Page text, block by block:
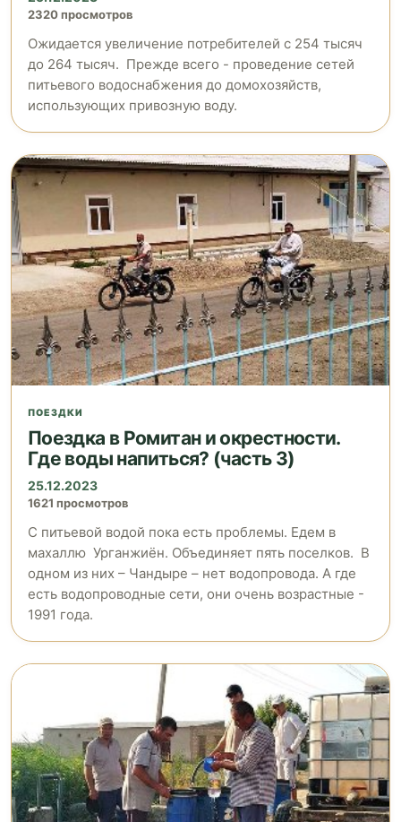
2320 просмотров
Ожидается увеличение потребителей с 254 тысяч
до 264 тысяч. Прежде всего - проведение сетей
питьевого водоснабжения до домохозяйств,
использующих привозную воду.
ПОЕЗДКИ
Поездка в Ромитан и окрестности.
Где воды напиться? (часть 3)
25.12.2023
1621 просмотров
С питьевой водой пока есть проблемы. Едем в
махаллю Урганжиён. Объединяет пять поселков. В
одном из них – Чандыре – нет водопровода. А где
есть водопроводные сети, они очень возрастные -
1991 года.